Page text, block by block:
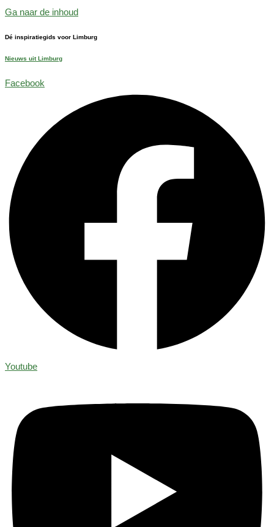
Ga naar de inhoud
Dé inspiratiegids voor Limburg
Nieuws uit Limburg
Facebook
Youtube